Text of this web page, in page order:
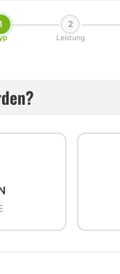
2
Leistung